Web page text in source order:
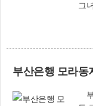
불’
민
있
는
는
가
그
오
‘사
상